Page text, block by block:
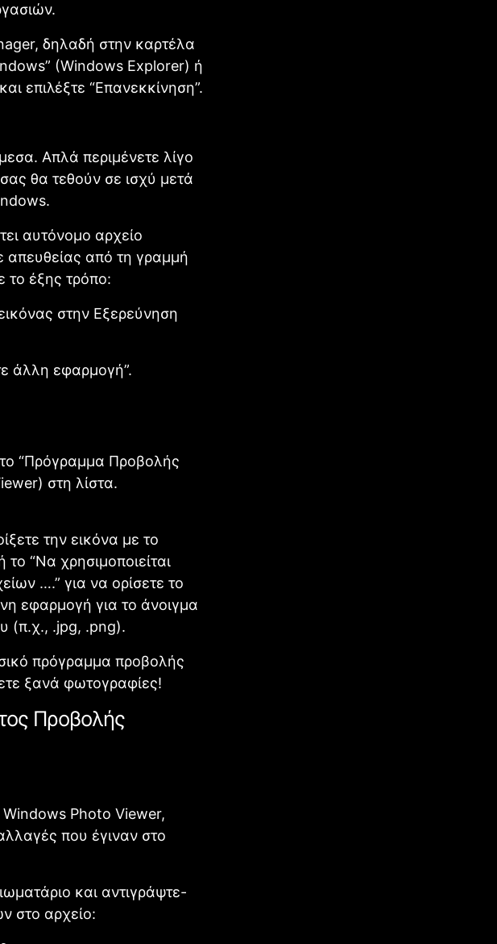
δηλαδή στην καρτέλα
(Windows Explorer) ή
επιλέξτε “Επανεκκίνηση”.
Απλά περιμένετε λίγο
θα τεθούν σε ισχύ μετά
αυτόνομο αρχείο
απευθείας από τη γραμμή
το έξης τρόπο:
στην Εξερεύνηση
άλλη εφαρμογή”.
“Πρόγραμμα Προβολής
στη λίστα.
την εικόνα με το
“Να χρησιμοποιείται
….” για να ορίσετε το
εφαρμογή για το άνοιγμα
(π.χ., .jpg, .png).
πρόγραμμα προβολής
ξανά φωτογραφίες!
Προβολής
Windows Photo Viewer,
που έγιναν στο
και αντιγράψτε-
στο αρχείο: